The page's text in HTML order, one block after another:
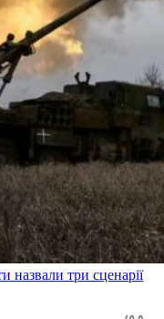
назвали три сценарії